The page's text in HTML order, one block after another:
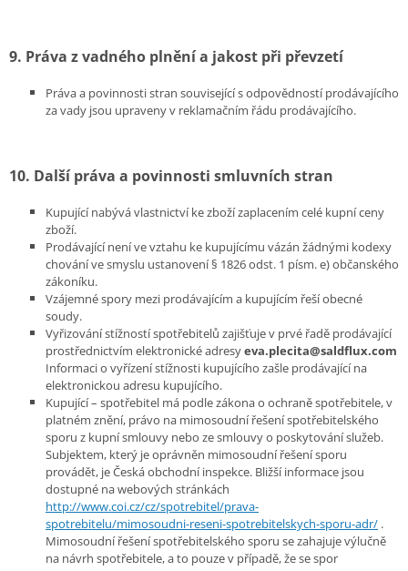
9. Práva z vadného plnění a jakost při převzetí
Práva a povinnosti stran související s odpovědností prodávajícího
za vady jsou upraveny v reklamačním řádu prodávajícího.
10. Další práva a povinnosti smluvních stran
Kupující nabývá vlastnictví ke zboží zaplacením celé kupní ceny
zboží.
Prodávající není ve vztahu ke kupujícímu vázán žádnými kodexy
chování ve smyslu ustanovení § 1826 odst. 1 písm. e) občanského
zákoníku.
Vzájemné spory mezi prodávajícím a kupujícím řeší obecné
soudy.
Vyřizování stížností spotřebitelů zajišťuje v prvé řadě prodávající
prostřednictvím elektronické adresyeva.plecita@saldflux.com
Informaci o vyřízení stížnosti kupujícího zašle prodávající na
elektronickou adresu kupujícího.
Kupující – spotřebitel má podle zákona o ochraně spotřebitele, v
platném znění, právo na mimosoudní řešení spotřebitelského
sporu z kupní smlouvy nebo ze smlouvy o poskytování služeb.
Subjektem, který je oprávněn mimosoudní řešení sporu
provádět, je Česká obchodní inspekce. Bližší informace jsou
dostupné na webových stránkách
http://www.coi.cz/cz/spotrebitel/prava-
spotrebitelu/mimosoudni-reseni-spotrebitelskych-sporu-adr/ .
Mimosoudní řešení spotřebitelského sporu se zahajuje výlučně
na návrh spotřebitele, a to pouze v případě, že se spor